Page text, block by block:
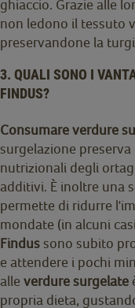
ghiaccio. Grazie alle
non ledono il tessuto
preservandone la
3. QUALI SONO I
FINDUS?
Consumare verdure
surgelazione
nutrizionali degli
additivi. È inoltre una
permette di ridurre
mondate (in alcuni
Findus sono subito
e attendere i pochi
alle verdure surgelate
propria dieta,